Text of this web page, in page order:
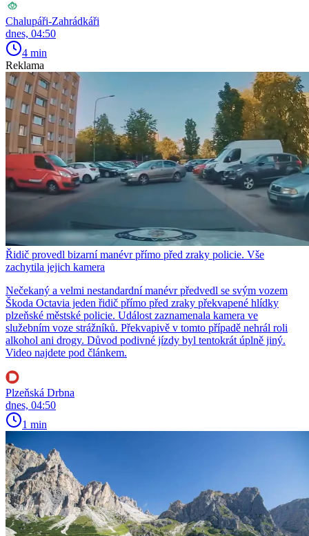
Chalupáři-Zahrádkáři
dnes, 04:50
4 min
Reklama
Řidič provedl bizarní manévr přímo před zraky policie. Vše
zachytila jejich kamera
Nečekaný a velmi nestandardní manévr předvedl se svým vozem
Škoda Octavia jeden řidič přímo před zraky překvapené hlídky
plzeňské městské policie. Událost zaznamenala kamera ve
služebním voze strážníků. Překvapivě v tomto případě nehrál roli
alkohol ani drogy. Důvod podivné jízdy byl tentokrát úplně jiný.
Video najdete pod článkem.
Plzeňská Drbna
dnes, 04:50
1 min